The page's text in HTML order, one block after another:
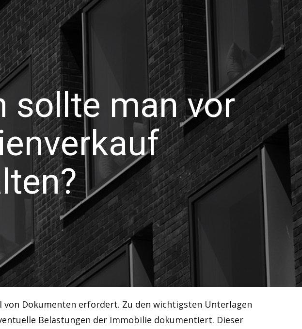
sollte man vor
Dokumenten erfordert. Zu den wichtigsten Unterlagen
Belastungen der Immobilie dokumentiert. Dieser